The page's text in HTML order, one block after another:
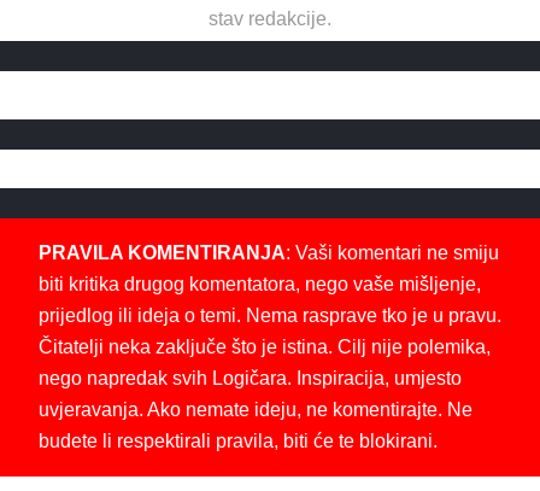
stav redakcije.
PRAVILA KOMENTIRANJA: Vaši komentari ne smiju
biti kritika drugog komentatora, nego vaše mišljenje,
prijedlog ili ideja o temi. Nema rasprave tko je u pravu.
Čitatelji neka zaključe što je istina. Cilj nije polemika,
nego napredak svih Logičara. Inspiracija, umjesto
uvjeravanja. Ako nemate ideju, ne komentirajte. Ne
budete li respektirali pravila, biti će te blokirani.